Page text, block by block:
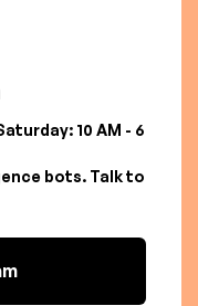
10 AM - 6
bots. Talk to